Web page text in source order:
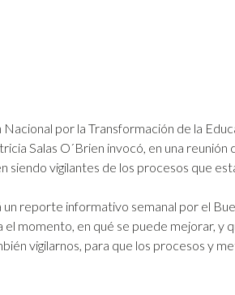
por la Transformación de la
Salas O´Brien invocó, en una reunión
siendo vigilantes de los procesos que
reporte informativo semanal por el
momento, en qué se puede mejorar, y
vigilarnos, para que los procesos y